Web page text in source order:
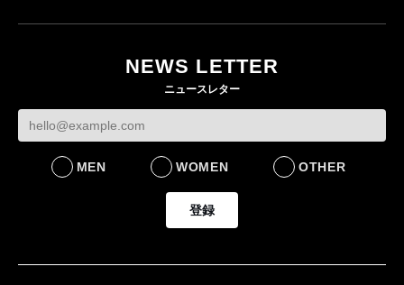
ケットなど7型を発売
FASHION
をラインナップ
LIFESTYLE
NEWS LETTER
ニュースレター
MEN WOMEN OTHER
登録